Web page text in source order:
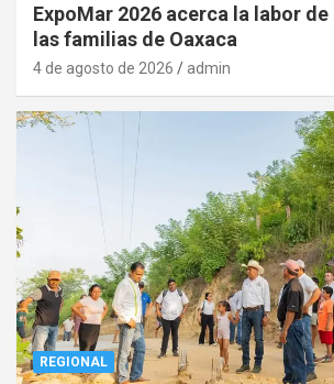
ExpoMar 2026 acerca la labor de
las familias de Oaxaca
4 de agosto de 2026 admin
REGIONAL